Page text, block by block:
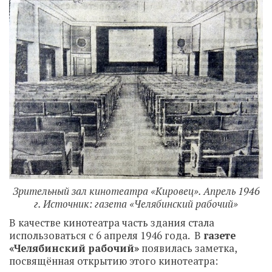
Зрительный зал кинотеатра «Кировец». Апрель 1946
г.Источник: газета «Челябинский рабочий»
В качестве кинотеатра часть здания стала
использоваться с 6 апреля 1946 года. В газете
«Челябинский рабочий» появилась заметка,
посвящённая открытию этого кинотеатра: